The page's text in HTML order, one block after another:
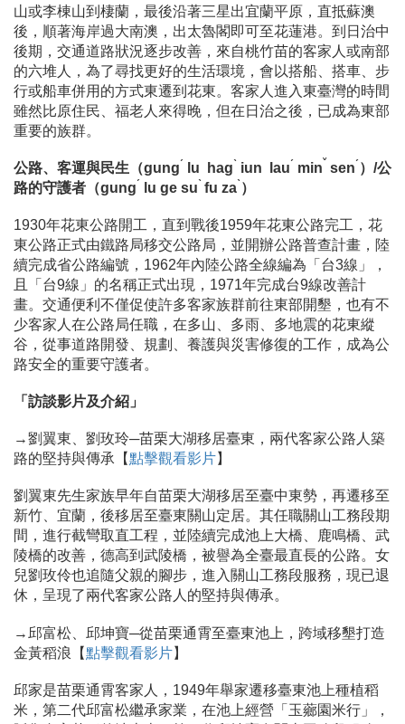
山或李棟山到棲蘭，最後沿著三星出宜蘭平原，直抵蘇澳
後，順著海岸過大南澳，出太魯閣即可至花蓮港。到日治中
後期，交通道路狀況逐步改善，來自桃竹苗的客家人或南部
的六堆人，為了尋找更好的生活環境，會以搭船、搭車、步
行或船車併用的方式東遷到花東。客家人進入東臺灣的時間
雖然比原住民、福老人來得晚，但在日治之後，已成為東部
重要的族群。
公路、客運與民生（gungˊ lu hagˋ iun lauˊ minˇ senˊ ）/公
路的守護者（gungˊ lu ge suˋ fu zaˋ ）
1930年花東公路開工，直到戰後1959年花東公路完工，花
東公路正式由鐵路局移交公路局，並開辦公路普查計畫，陸
續完成省公路編號，1962年內陸公路全線編為「台3線」，
且「台9線」的名稱正式出現，1971年完成台9線改善計
畫。交通便利不僅促使許多客家族群前往東部開墾，也有不
少客家人在公路局任職，在多山、多雨、多地震的花東縱
谷，從事道路開發、規劃、養護與災害修復的工作，成為公
路安全的重要守護者。
「訪談影片及介紹」
→劉翼東、劉玫玲─苗栗大湖移居臺東，兩代客家公路人築
路的堅持與傳承【點擊觀看影片】
劉翼東先生家族早年自苗栗大湖移居至臺中東勢，再遷移至
新竹、宜蘭，後移居至臺東關山定居。其任職關山工務段期
間，進行截彎取直工程，並陸續完成池上大橋、鹿鳴橋、武
陵橋的改善，德高到武陵橋，被譽為全臺最直長的公路。女
兒劉玫伶也追隨父親的腳步，進入關山工務段服務，現已退
休，呈現了兩代客家公路人的堅持與傳承。
→邱富松、邱坤寶─從苗栗通霄至臺東池上，跨域移墾打造
金黃稻浪【點擊觀看影片】
邱家是苗栗通霄客家人，1949年舉家遷移臺東池上種植稻
米，第二代邱富松繼承家業，在池上經營「玉薌園米行」，